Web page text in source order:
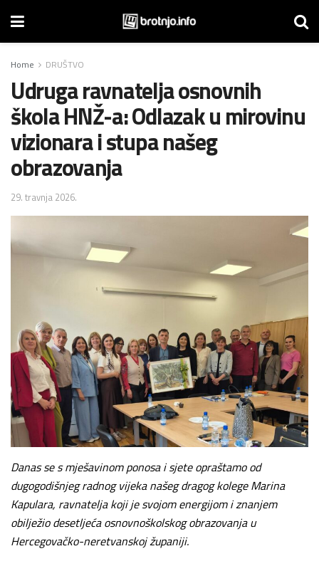
Home DRUŠTVO
Udruga ravnatelja osnovnih
škola HNŽ-a: Odlazak u mirovinu
vizionara i stupa našeg
obrazovanja
29. travnja 2026.
Danas se s mješavinom ponosa i sjete opraštamo od
dugogodišnjeg radnog vijeka našeg dragog kolege Marina
Kapulara, ravnatelja koji je svojom energijom i znanjem
obilježio desetljeća osnovnoškolskog obrazovanja u
Hercegovačko-neretvanskoj županiji.